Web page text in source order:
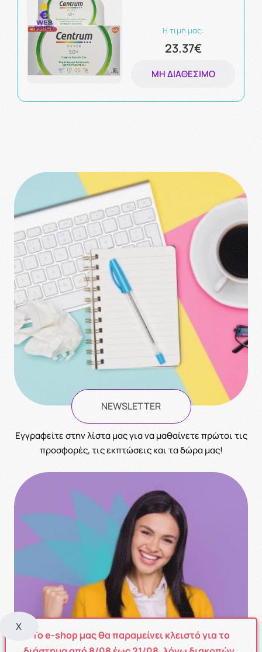
Η τιμή μας:
23.37€
ΜΗ ΔΙΑΘΈΣΙΜΟ
NEWSLETTER
Eγγραφείτε στην λίστα μας για να μαθαίνετε πρώτοι τις
προσφορές, τις εκπτώσεις και τα δώρα μας!
X
Το e-shop μας θα παραμείνει κλειστό για το